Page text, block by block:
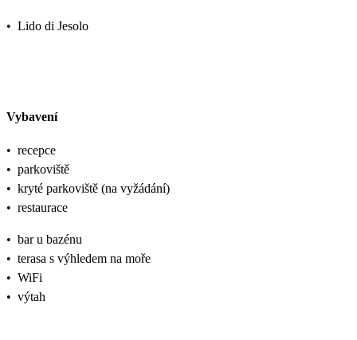
• Lido di Jesolo
Vybavení
• recepce
• parkoviště
• kryté parkoviště (na vyžádání)
• restaurace
• bar u bazénu
• terasa s výhledem na moře
• WiFi
• výtah